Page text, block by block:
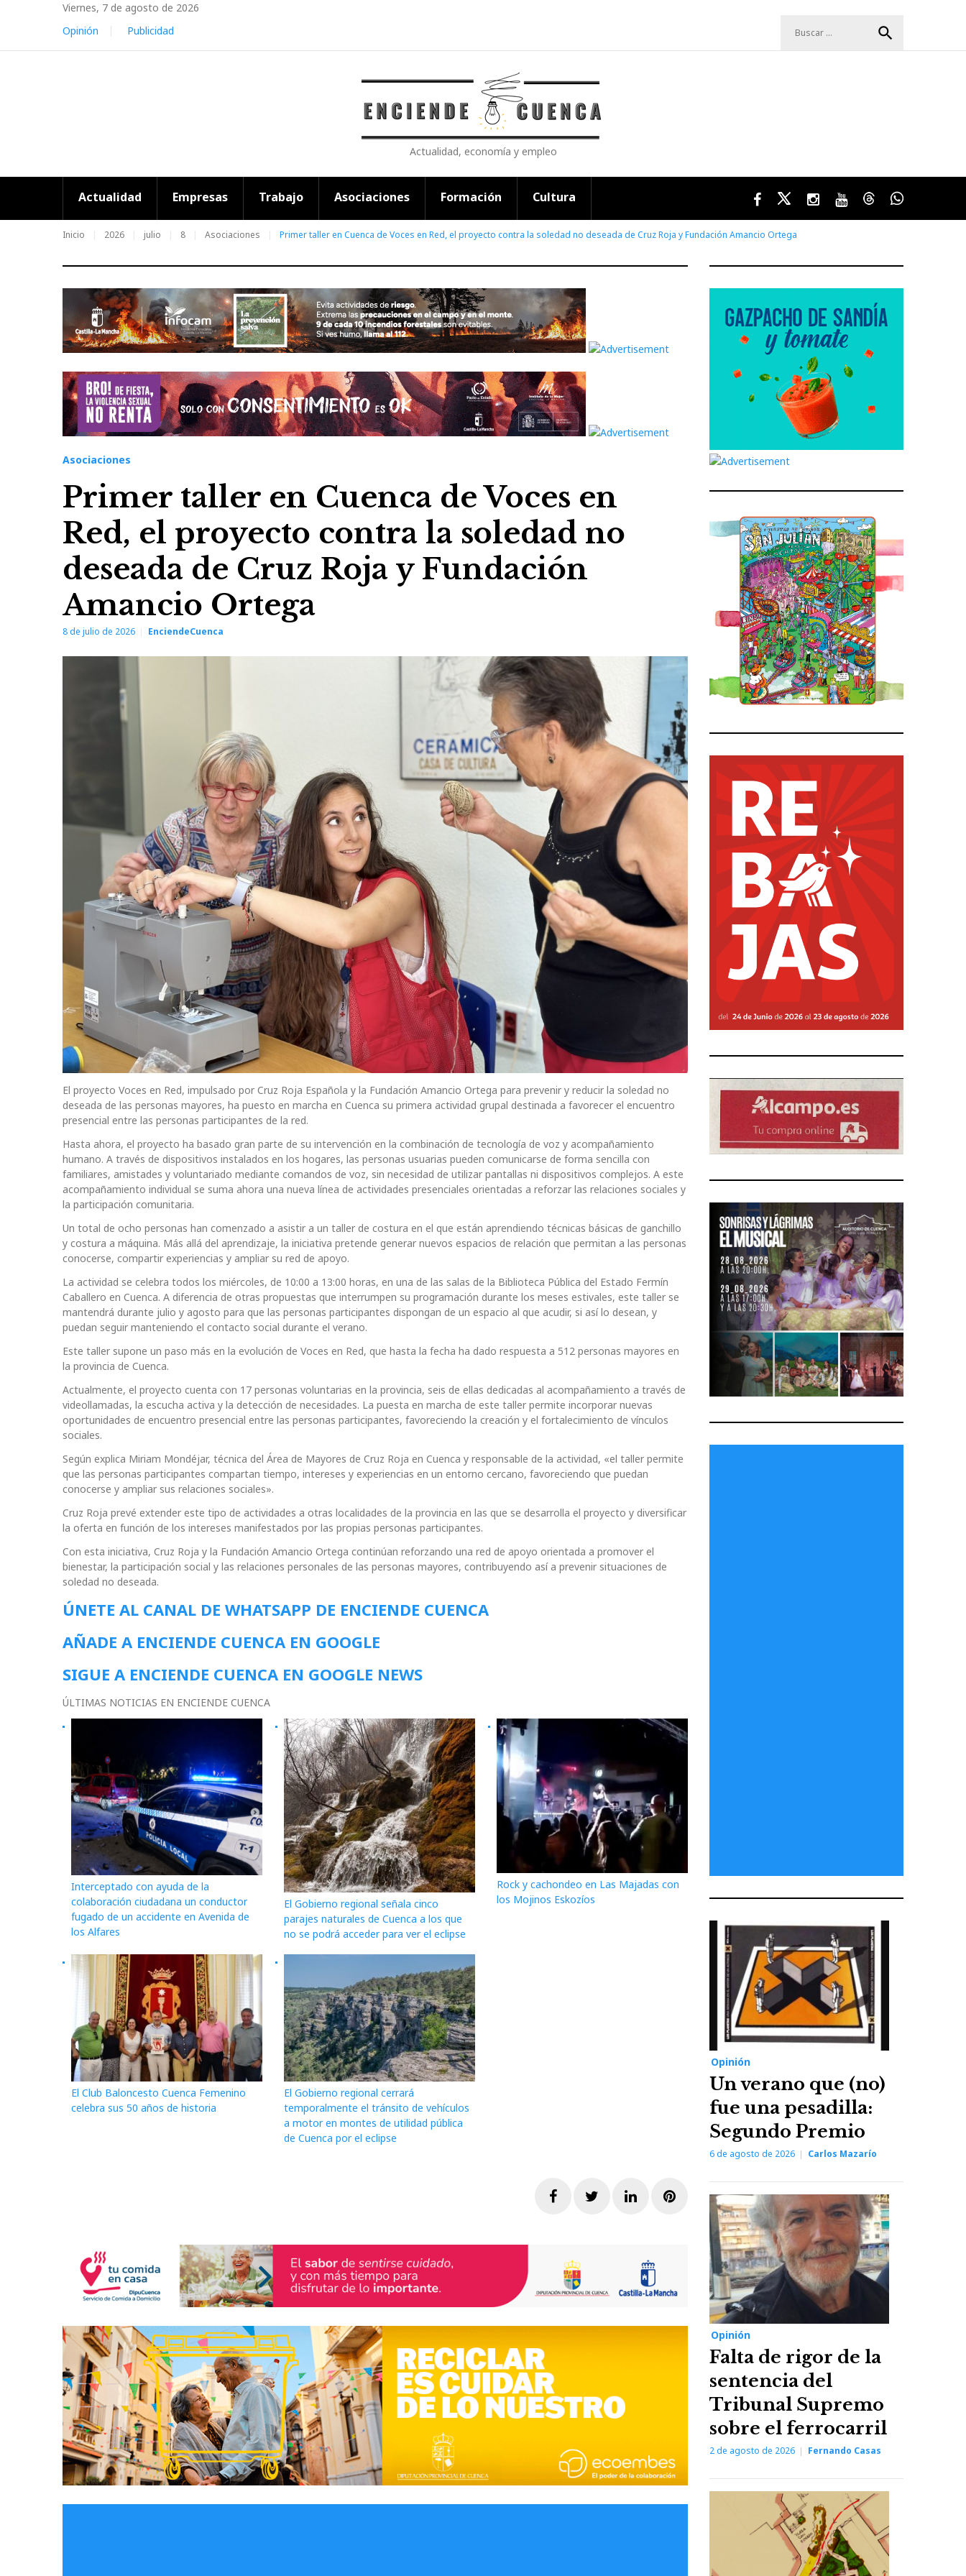
Viernes, 7 de agosto de 2026
Opinión
Publicidad search
Actualidad, economía y empleo
Actualidad Empresas Trabajo Asociaciones Formación Cultura
FacebookTwitterInstagramYoutubeThreadsWhatsApp
Inicio 2026 julio 8 Asociaciones Primer taller en Cuenca de Voces en Red, el proyecto contra la soledad no deseada de Cruz Roja y Fundación Amancio Ortega
Asociaciones
Primer taller en Cuenca de Voces en
Red, el proyecto contra la soledad no
deseada de Cruz Roja y Fundación
Amancio Ortega
8 de julio de 2026 EnciendeCuenca
El proyecto Voces en Red, impulsado por Cruz Roja Española y la Fundación Amancio Ortega para prevenir y reducir la soledad no
deseada de las personas mayores, ha puesto en marcha en Cuenca su primera actividad grupal destinada a favorecer el encuentro
presencial entre las personas participantes de la red.
Hasta ahora, el proyecto ha basado gran parte de su intervención en la combinación de tecnología de voz y acompañamiento
humano. A través de dispositivos instalados en los hogares, las personas usuarias pueden comunicarse de forma sencilla con
familiares, amistades y voluntariado mediante comandos de voz, sin necesidad de utilizar pantallas ni dispositivos complejos. A este
acompañamiento individual se suma ahora una nueva línea de actividades presenciales orientadas a reforzar las relaciones sociales y
la participación comunitaria.
Un total de ocho personas han comenzado a asistir a un taller de costura en el que están aprendiendo técnicas básicas de ganchillo
y costura a máquina. Más allá del aprendizaje, la iniciativa pretende generar nuevos espacios de relación que permitan a las personas
conocerse, compartir experiencias y ampliar su red de apoyo.
La actividad se celebra todos los miércoles, de 10:00 a 13:00 horas, en una de las salas de la Biblioteca Pública del Estado Fermín
Caballero en Cuenca. A diferencia de otras propuestas que interrumpen su programación durante los meses estivales, este taller se
mantendrá durante julio y agosto para que las personas participantes dispongan de un espacio al que acudir, si así lo desean, y
puedan seguir manteniendo el contacto social durante el verano.
Este taller supone un paso más en la evolución de Voces en Red, que hasta la fecha ha dado respuesta a 512 personas mayores en
la provincia de Cuenca.
Actualmente, el proyecto cuenta con 17 personas voluntarias en la provincia, seis de ellas dedicadas al acompañamiento a través de
videollamadas, la escucha activa y la detección de necesidades. La puesta en marcha de este taller permite incorporar nuevas
oportunidades de encuentro presencial entre las personas participantes, favoreciendo la creación y el fortalecimiento de vínculos
sociales.
Según explica Miriam Mondéjar, técnica del Área de Mayores de Cruz Roja en Cuenca y responsable de la actividad, «el taller permite
que las personas participantes compartan tiempo, intereses y experiencias en un entorno cercano, favoreciendo que puedan
conocerse y ampliar sus relaciones sociales».
Cruz Roja prevé extender este tipo de actividades a otras localidades de la provincia en las que se desarrolla el proyecto y diversificar
la oferta en función de los intereses manifestados por las propias personas participantes.
Con esta iniciativa, Cruz Roja y la Fundación Amancio Ortega continúan reforzando una red de apoyo orientada a promover el
bienestar, la participación social y las relaciones personales de las personas mayores, contribuyendo así a prevenir situaciones de
soledad no deseada.
ÚNETE AL CANAL DE WHATSAPP DE ENCIENDE CUENCA
AÑADE A ENCIENDE CUENCA EN GOOGLE
SIGUE A ENCIENDE CUENCA EN GOOGLE NEWS
ÚLTIMAS NOTICIAS EN ENCIENDE CUENCA
Interceptado con ayuda de la
colaboración ciudadana un conductor
fugado de un accidente en Avenida de
los Alfares
El Gobierno regional señala cinco
parajes naturales de Cuenca a los que
no se podrá acceder para ver el eclipse
Rock y cachondeo en Las Majadas con
los Mojinos Eskozíos
El Club Baloncesto Cuenca Femenino
celebra sus 50 años de historia
El Gobierno regional cerrará
temporalmente el tránsito de vehículos
a motor en montes de utilidad pública
de Cuenca por el eclipse
FacebookTwitterLinkedInPinterest
Opinión
Un verano que (no)
fue una pesadilla:
Segundo Premio
6 de agosto de 2026 Carlos Mazarío
Opinión
Falta de rigor de la
sentencia del
Tribunal Supremo
sobre el ferrocarril
2 de agosto de 2026 Fernando Casas